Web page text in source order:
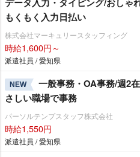
もくもく入力日払い
株式会社マーキュリースタッフィング
時給1,600円～
派遣社員 / 愛知県
NEW
一般事務・OA事務/週
さしい職場で事務
パーソルテンプスタッフ株式会社
時給1,550円
派遣社員 / 愛知県